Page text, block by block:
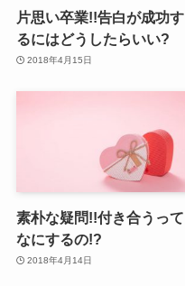
片思い卒業!!告白が成功す
るにはどうしたらいい?
2018年4月15日
素朴な疑問!!付き合うって
なにするの!?
2018年4月14日